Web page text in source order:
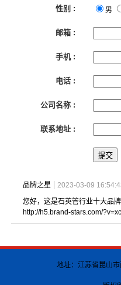
性别 : 男
邮箱 :
手机 :
电话 :
公司名称 :
联系地址 :
品牌之星
2023-03-09
您好，这是石英管行业十大品
http://h5.brand-stars.com/
地址：江苏省昆山